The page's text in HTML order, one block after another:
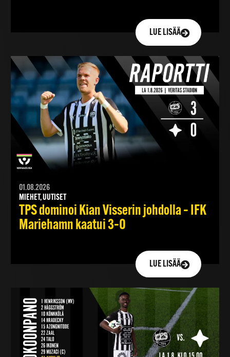
LUE LISÄÄ
01.08.2026
MIEHET, UUTISET
TPS dominoi Kian Visserin johdolla – IFK
Mariehamn kaatui 3–0
LUE LISÄÄ